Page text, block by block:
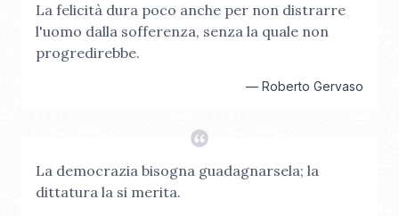
La felicità dura poco anche per non distrarre
l'uomo dalla sofferenza, senza la quale non
progredirebbe.
— Roberto Gervaso
La democrazia bisogna guadagnarsela; la
dittatura la si merita.